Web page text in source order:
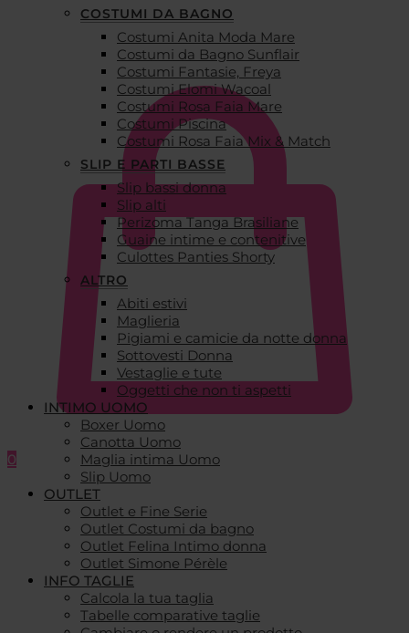
0
COSTUMI DA BAGNO
Costumi Anita Moda Mare
Costumi da Bagno Sunflair
Costumi Fantasie, Freya
Costumi Elomi Wacoal
Costumi Rosa Faia Mare
Costumi Piscina
Costumi Rosa Faia Mix & Match
SLIP E PARTI BASSE
Slip bassi donna
Slip alti
Perizoma Tanga Brasiliane
Guaine intime e contenitive
Culottes Panties Shorty
ALTRO
Abiti estivi
Maglieria
Pigiami e camicie da notte donna
Sottovesti Donna
Vestaglie e tute
Oggetti che non ti aspetti
INTIMO UOMO
Boxer Uomo
Canotta Uomo
Maglia intima Uomo
Slip Uomo
OUTLET
Outlet e Fine Serie
Outlet Costumi da bagno
Outlet Felina Intimo donna
Outlet Simone Pérèle
INFO TAGLIE
Calcola la tua taglia
Tabelle comparative taglie